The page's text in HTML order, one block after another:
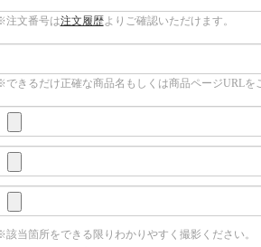
文番号は注文履歴よりご確認いただけます。
きるだけ正確な商品名もしくは商品ページURLを
当箇所をできる限りわかりやすく撮影ください。